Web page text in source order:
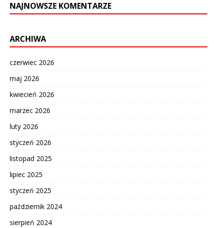
NAJNOWSZE KOMENTARZE
ARCHIWA
czerwiec 2026
maj 2026
kwiecień 2026
marzec 2026
luty 2026
styczeń 2026
listopad 2025
lipiec 2025
styczeń 2025
październik 2024
sierpień 2024